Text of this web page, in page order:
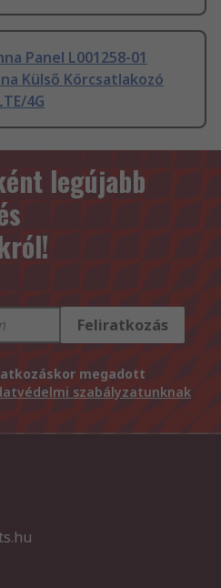
Panel L001258-01
Külső Körcsatlakozó
4G
legújabb
Feliratkozás
megadott
szabályzatunknak